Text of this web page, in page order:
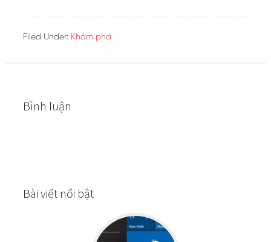
Filed Under: Khám phá
Bình luận
Bài viết nổi bật